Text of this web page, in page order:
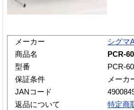
メーカー
シグマ
商品名
PCR-
型番
PCR-
保証条件
メーカ
JANコード
返品について
特定商